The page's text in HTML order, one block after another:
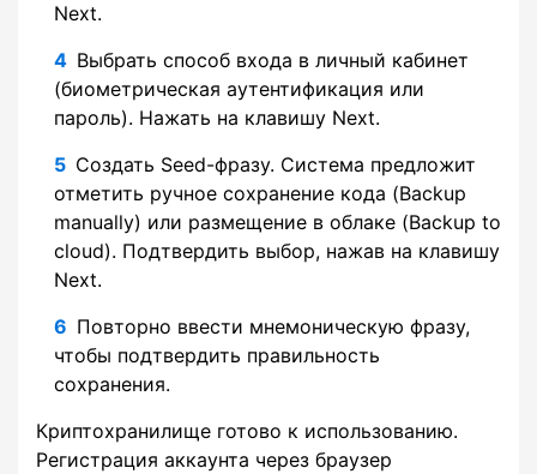
Next.
Выбрать способ входа в личный кабинет
(биометрическая аутентификация или
пароль). Нажать на клавишу Next.
Создать Seed-фразу. Система предложит
отметить ручное сохранение кода (Backup
manually) или размещение в облаке (Backup to
cloud). Подтвердить выбор, нажав на клавишу
Next.
Повторно ввести мнемоническую фразу,
чтобы подтвердить правильность
сохранения.
Криптохранилище готово к использованию.
Регистрация аккаунта через браузер